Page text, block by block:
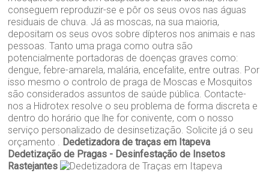
conseguem reproduzir-se e pôr os seus ovos nas águas
residuais de chuva. Já as moscas, na sua maioria,
depositam os seus ovos sobre dípteros nos animais e nas
pessoas. Tanto uma praga como outra são
potencialmente portadoras de doenças graves como:
dengue, febre-amarela, malária, encefalite, entre outras. Por
isso mesmo o controlo de praga de Moscas e Mosquitos
são considerados assuntos de saúde pública. Contacte-
nos a Hidrotex resolve o seu problema de forma discreta e
dentro do horário que lhe for conivente, com o nosso
serviço personalizado de desinsetização. Solicite já o seu
orçamento . Dedetizadora de traças em Itapeva
Dedetização de Pragas - Desinfestação de Insetos
Rastejantes